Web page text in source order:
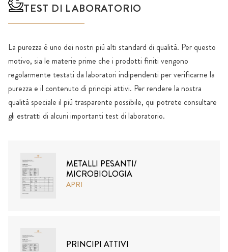
TEST DI LABORATORIO
La purezza è uno dei nostri più alti standard di qualità. Per questo
motivo, sia le materie prime che i prodotti finiti vengono
regolarmente testati da laboratori indipendenti per verificarne la
purezza e il contenuto di principi attivi. Per rendere la nostra
qualità speciale il più trasparente possibile, qui potrete consultare
gli estratti di alcuni importanti test di laboratorio.
METALLI PESANTI/
MICROBIOLOGIA
APRI
PRINCIPI ATTIVI